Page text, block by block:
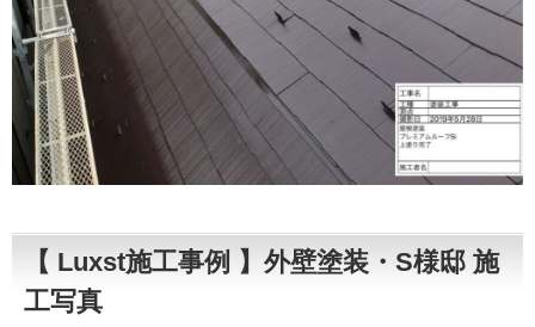
【 Luxst施工事例 】外壁塗装・S様邸 施
工写真